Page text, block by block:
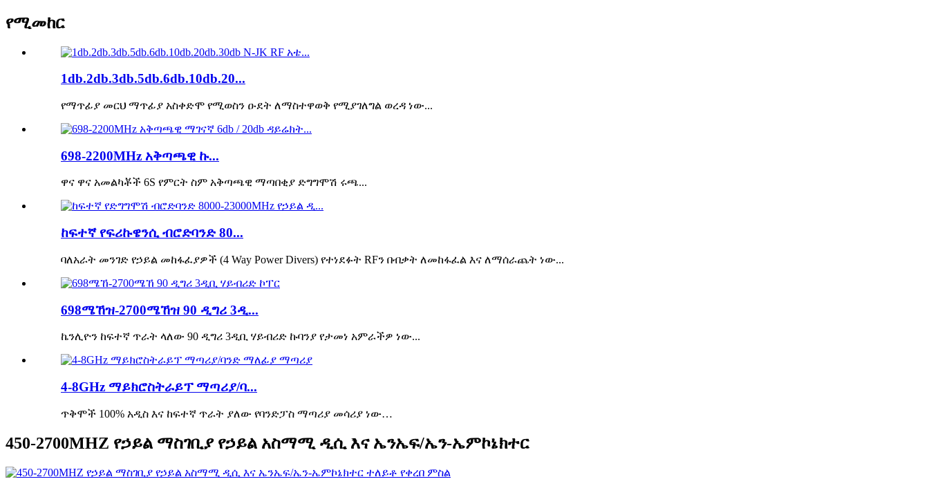
የሚመከር
1db.2db.3db.5db.6db.10db.20...
የማጥፊያ መርህ ማጥፊያ አስቀድሞ የሚወስን ዑደት ለማስተዋወቅ የሚያገለግል ወረዳ ነው...
698-2200MHz አቅጣጫዊ ኩ...
ዋና ዋና አመልካቾች 6S የምርት ስም አቅጣጫዊ ማጣበቂያ ድግግሞሽ ሩጫ...
ከፍተኛ የፍሪኩዌንሲ ብሮድባንድ 80...
ባለአራት መንገድ የኃይል መከፋፈያዎች (4 Way Power Divers) የተነደፉት RFን በብቃት ለመከፋፈል እና ለማሰራጨት ነው...
698ሜኸዝ-2700ሜኸዝ 90 ዲግሪ 3ዲ...
ኬንሊዮን ከፍተኛ ጥራት ላለው 90 ዲግሪ 3ዲቢ ሃይብሪድ ኩባንያ የታመነ አምራችዎ ነው...
4-8GHz ማይክሮስትራይፕ ማጣሪያ/ባ...
ጥቅሞች 100% አዲስ እና ከፍተኛ ጥራት ያለው የባንድፓስ ማጣሪያ መሳሪያ ነው…
450-2700MHZ የኃይል ማስገቢያ የኃይል አስማሚ ዲሲ እና ኤንኤፍ/ኤን-ኤምኮኔክተር